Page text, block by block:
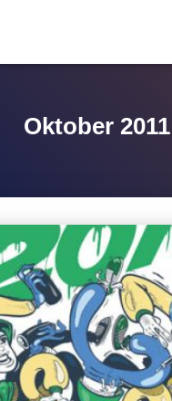
Oktober 2011